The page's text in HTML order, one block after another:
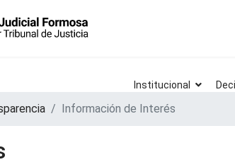
Institucional
Información de Interés